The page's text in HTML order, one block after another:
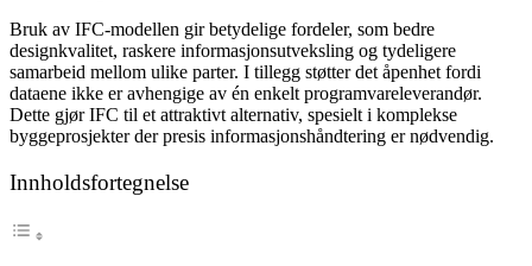
Bruk av IFC-modellen gir betydelige fordeler, som bedre
designkvalitet, raskere informasjonsutveksling og tydeligere
samarbeid mellom ulike parter. I tillegg støtter det åpenhet fordi
dataene ikke er avhengige av én enkelt programvareleverandør.
Dette gjør IFC til et attraktivt alternativ, spesielt i komplekse
byggeprosjekter der presis informasjonshåndtering er nødvendig.
Innholdsfortegnelse